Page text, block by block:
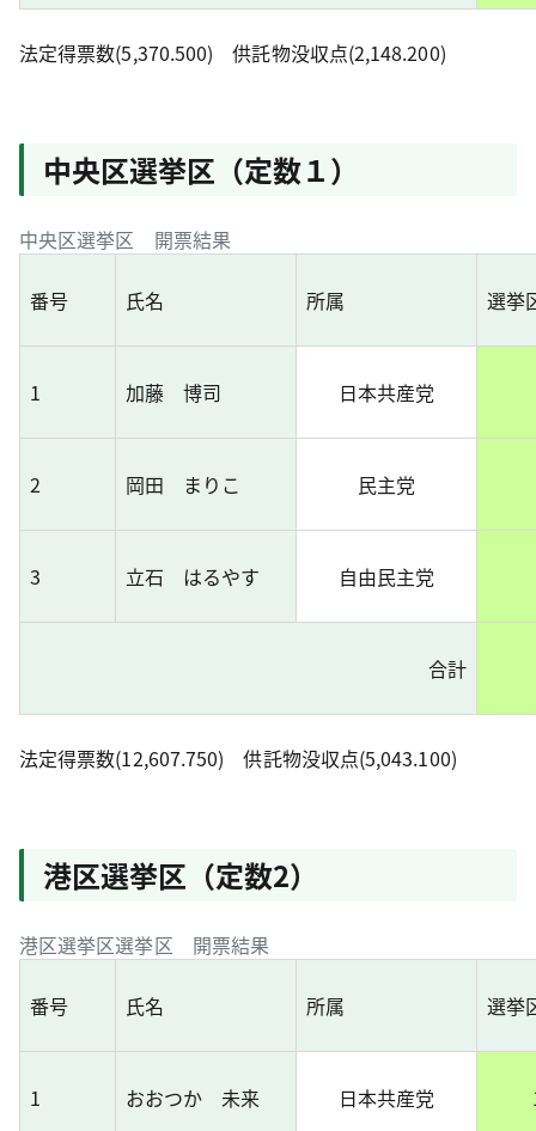
法定得票数(5,370.500) 供託物没収点(2,148.200)
中央区選挙区（定数１）
中央区選挙区 開票結果
番号 氏名 所属 選挙
1 加藤 博司 日本共産党
2 岡田 まりこ 民主党
3 立石 はるやす 自由民主党
合計
法定得票数(12,607.750) 供託物没収点(5,043.100)
港区選挙区（定数2）
港区選挙区選挙区 開票結果
番号 氏名 所属 選挙
1 おおつか 未来 日本共産党